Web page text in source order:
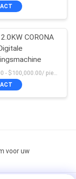
CORONA
$80,000.00 - $100,000.00/ piece negotiable MOQ:1
voor uw